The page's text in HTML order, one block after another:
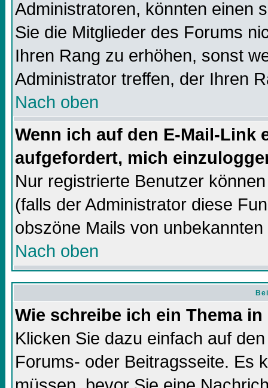
Administratoren, könnten einen
Sie die Mitglieder des Forums
Ihren Rang zu erhöhen, sonst
Administrator treffen, der Ihren
Nach oben
Wenn ich auf den E-Mail-Link
aufgefordert, mich
Nur registrierte Benutzer
(falls der Administrator diese
obszöne Mails von
Nach oben
Wie schreibe ich ein Thema
Klicken Sie dazu einfach auf
Forums- oder Beitragsseite. Es